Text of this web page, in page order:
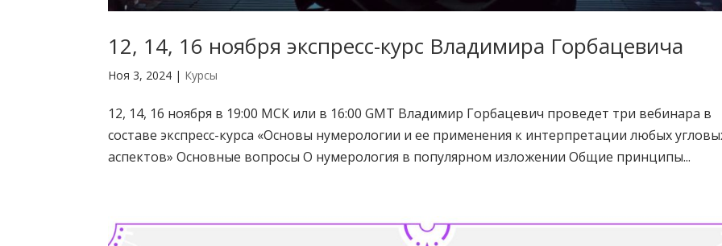
12, 14, 16 ноября экспресс-курс Владимира Горбацевича
Ноя 3, 2024 | Курсы
12, 14, 16 ноября в 19:00 МСК или в 16:00 GMT Владимир Горбацевич проведет три вебинара в
составе экспресс-курса «Основы нумерологии и ее применения к интерпретации любых
аспектов» Основные вопросы О нумерология в популярном изложении Общие принципы...